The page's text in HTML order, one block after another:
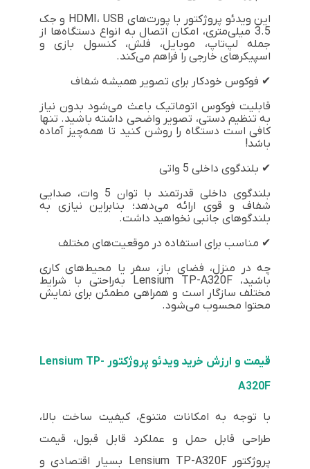
این ویدئو پروژکتور با پورت‌های HDMI، USB و جک
3.5 میلی‌متری، امکان اتصال به انواع دستگاه‌ها از
جمله لپ‌تاپ، موبایل، فلش، کنسول بازی و
اسپیکرهای خارجی را فراهم می‌کند.
✔ فوکوس خودکار برای تصویر همیشه شفاف
قابلیت فوکوس اتوماتیک باعث می‌شود بدون نیاز
به تنظیم دستی، تصویر واضحی داشته باشید. تنها
کافی است دستگاه را روشن کنید تا همه‌چیز آماده
باشد!
✔ بلندگوی داخلی 5 واتی
بلندگوی داخلی قدرتمند با توان 5 وات، صدایی
شفاف و قوی ارائه می‌دهد؛ بنابراین نیازی به
بلندگوهای جانبی نخواهید داشت.
✔ مناسب برای استفاده در موقعیت‌های مختلف
چه در منزل، فضای باز، سفر یا محیط‌های کاری
باشید، Lensium TP-A320F به‌راحتی با شرایط
مختلف سازگار است و همراهی مطمئن برای نمایش
محتوا محسوب می‌شود.
قیمت و ارزش خرید ویدئو پروژکتور Lensium TP-
A320F
با توجه به امکانات متنوع، کیفیت ساخت بالا،
طراحی قابل حمل و عملکرد قابل قبول، قیمت
پروژکتور Lensium TP-A320F بسیار اقتصادی و